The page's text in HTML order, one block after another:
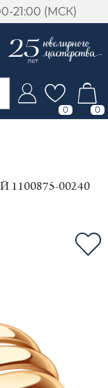
21:00 (МСК)
0 0
00240